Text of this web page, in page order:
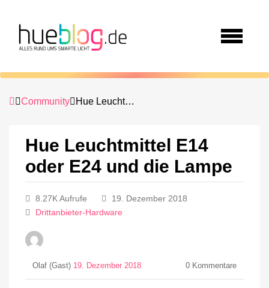
Community Hue Leuchtmittel E14 oder E24 und die Lampe
Hue Leuchtmittel E14
oder E24 und die Lampe
8.27K Aufrufe
19. Dezember 2018
Drittanbieter-Hardware
Olaf (Gast) 19. Dezember 2018 0 Kommentare